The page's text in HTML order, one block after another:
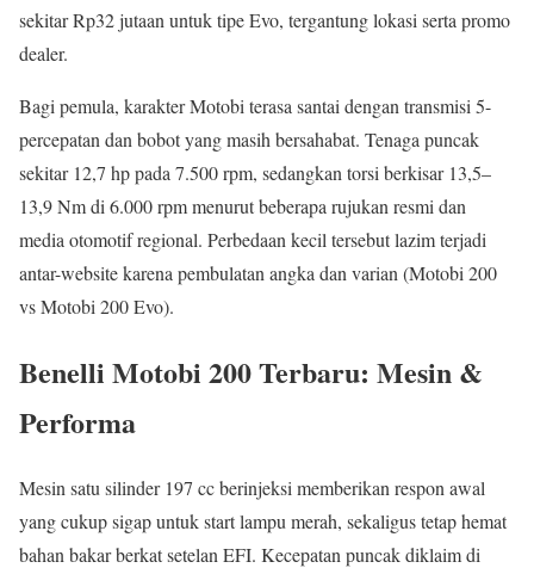
sekitar Rp32 jutaan untuk tipe Evo, tergantung lokasi serta promo
dealer.
Bagi pemula, karakter Motobi terasa santai dengan transmisi 5-
percepatan dan bobot yang masih bersahabat. Tenaga puncak
sekitar 12,7 hp pada 7.500 rpm, sedangkan torsi berkisar 13,5–
13,9 Nm di 6.000 rpm menurut beberapa rujukan resmi dan
media otomotif regional. Perbedaan kecil tersebut lazim terjadi
antar-website karena pembulatan angka dan varian (Motobi 200
vs Motobi 200 Evo).
Benelli Motobi 200 Terbaru: Mesin &
Performa
Mesin satu silinder 197 cc berinjeksi memberikan respon awal
yang cukup sigap untuk start lampu merah, sekaligus tetap hemat
bahan bakar berkat setelan EFI. Kecepatan puncak diklaim di